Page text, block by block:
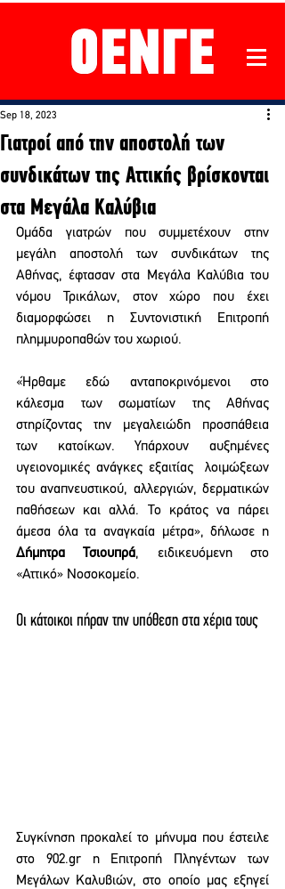
Γιατροί από την αποστολή των
συνδικάτων της Αττικής βρίσκονται
στα Μεγάλα Καλύβια
Sep 18, 2023
Ομάδα γιατρών που συμμετέχουν στην
μεγάλη αποστολή των συνδικάτων της
Αθήνας, έφτασαν στα Μεγάλα Καλύβια του
νόμου Τρικάλων, στον χώρο που έχει
διαμορφώσει η Συντονιστική Επιτροπή
πλημμυροπαθών του χωριού.
«Ήρθαμε εδώ ανταποκρινόμενοι στο
κάλεσμα των σωματίων της Αθήνας
στηρίζοντας την μεγαλειώδη προσπάθεια
των κατοίκων. Υπάρχουν αυξημένες
υγειονομικές ανάγκες εξαιτίας  λοιμώξεων
του αναπνευστικού, αλλεργιών, δερματικών
παθήσεων και αλλά. Το κράτος να πάρει
άμεσα όλα τα αναγκαία μέτρα», δήλωσε η
Δήμητρα Τσιουπρά, ειδικευόμενη στο
«Αττικό» Νοσοκομείο.
Οι κάτοικοι πήραν την υπόθεση στα χέρια τους
Συγκίνηση προκαλεί το μήνυμα που έστειλε
στο 902.gr η Επιτροπή Πληγέντων των
Μεγάλων Καλυβιών, στο οποίο μας εξηγεί